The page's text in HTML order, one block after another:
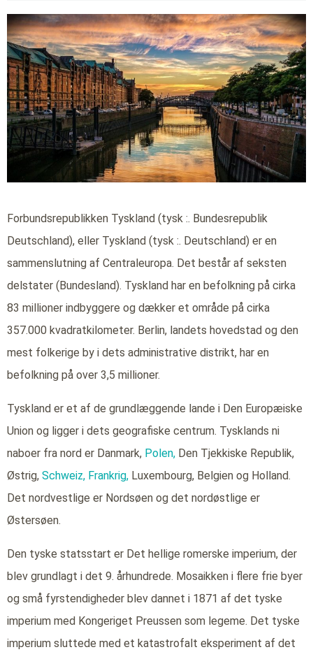
Forbundsrepublikken Tyskland (tysk :. Bundesrepublik
Deutschland), eller Tyskland (tysk :. Deutschland) er en
sammenslutning af Centraleuropa. Det består af seksten
delstater (Bundesland). Tyskland har en befolkning på cirka
83 millioner indbyggere og dækker et område på cirka
357.000 kvadratkilometer. Berlin, landets hovedstad og den
mest folkerige by i dets administrative distrikt, har en
befolkning på over 3,5 millioner.
Tyskland er et af de grundlæggende lande i Den Europæiske
Union og ligger i dets geografiske centrum. Tysklands ni
naboer fra nord er Danmark, Polen, Den Tjekkiske Republik,
Østrig, Schweiz, Frankrig, Luxembourg, Belgien og Holland.
Det nordvestlige er Nordsøen og det nordøstlige er
Østersøen.
Den tyske statsstart er Det hellige romerske imperium, der
blev grundlagt i det 9. århundrede. Mosaikken i flere frie byer
og små fyrstendigheder blev dannet i 1871 af det tyske
imperium med Kongeriget Preussen som legeme. Det tyske
imperium sluttede med et katastrofalt eksperiment af det